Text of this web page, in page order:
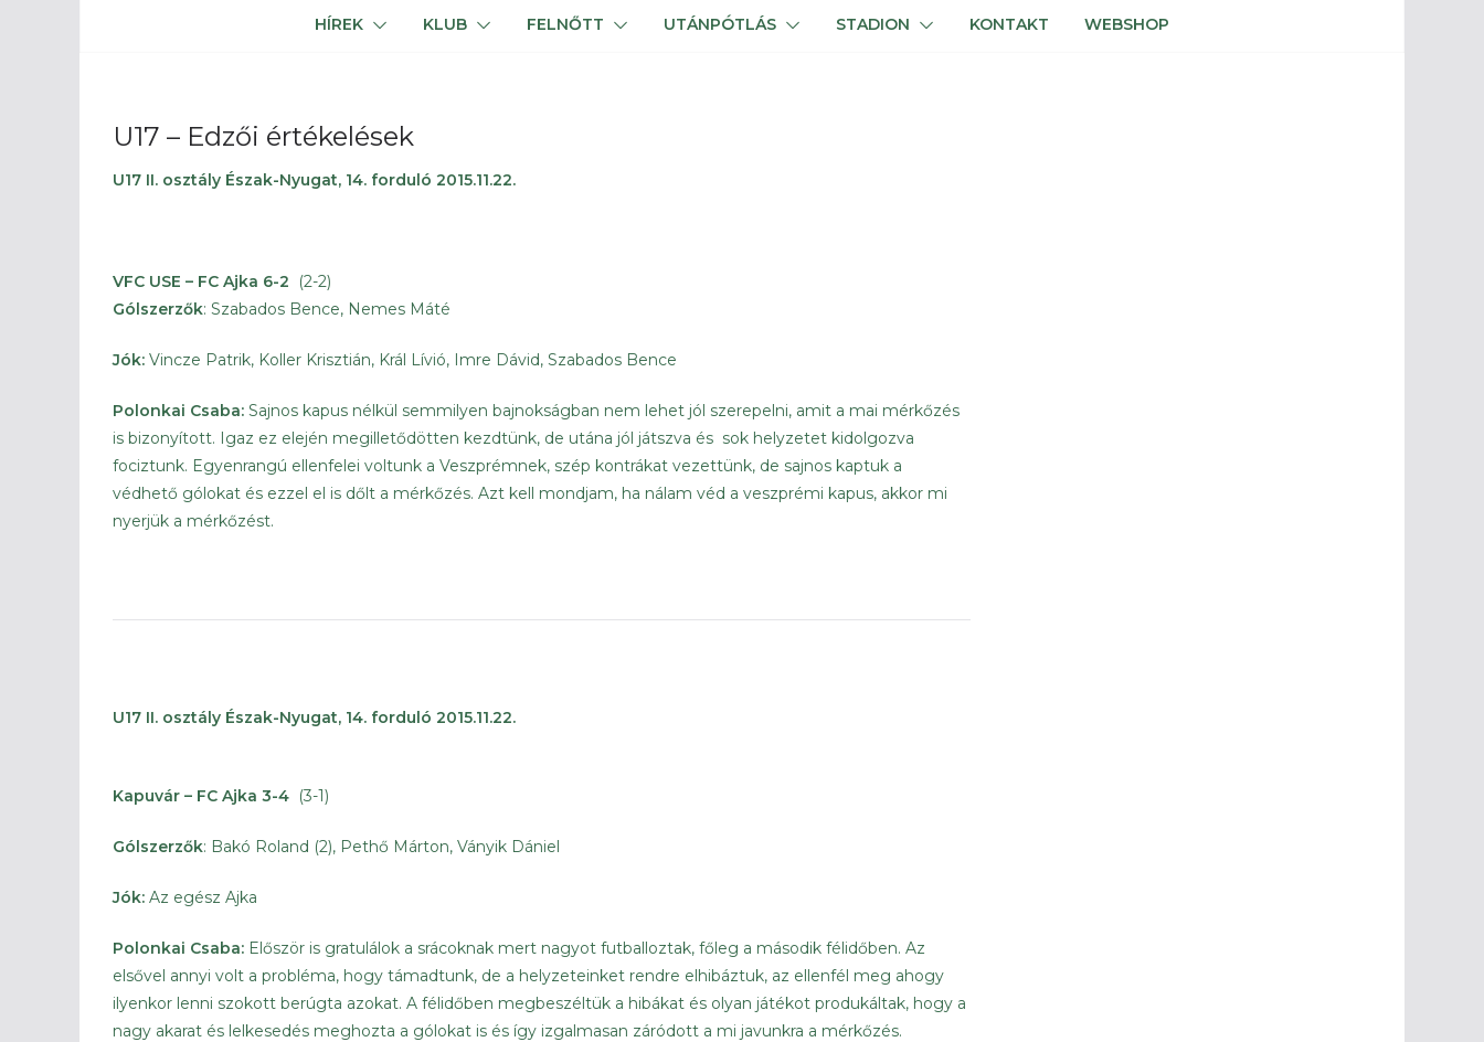
HÍREK KLUB FELNŐTT UTÁNPÓTLÁS STADION KONTAKT WEBSHOP
U17 – Edzői értékelések
U17 II. osztály Észak-Nyugat, 14. forduló 2015.11.22.
VFC USE – FC Ajka 6-2
(2-2)
Gólszerzők: Szabados Bence, Nemes Máté
Jók: Vincze Patrik, Koller Krisztián, Král Lívió, Imre Dávid, Szabados Bence
Polonkai Csaba: Sajnos kapus nélkül semmilyen bajnokságban nem lehet jól szerepelni, amit a mai mérkőzés
is bizonyított. Igaz ez elején megilletődötten kezdtünk, de utána jól játszva és sok helyzetet kidolgozva
fociztunk. Egyenrangú ellenfelei voltunk a Veszprémnek, szép kontrákat vezettünk, de sajnos kaptuk a
védhető gólokat és ezzel el is dőlt a mérkőzés. Azt kell mondjam, ha nálam véd a veszprémi kapus, akkor mi
nyerjük a mérkőzést.
U17 II. osztály Észak-Nyugat, 14. forduló 2015.11.22.
Kapuvár – FC Ajka 3-4 (3-1)
Gólszerzők: Bakó Roland (2), Pethő Márton, Ványik Dániel
Jók: Az egész Ajka
Polonkai Csaba: Először is gratulálok a srácoknak mert nagyot futballoztak, főleg a második félidőben. Az
elsővel annyi volt a probléma, hogy támadtunk, de a helyzeteinket rendre elhibáztuk, az ellenfél meg ahogy
ilyenkor lenni szokott berúgta azokat. A félidőben megbeszéltük a hibákat és olyan játékot produkáltak, hogy a
nagy akarat és lelkesedés meghozta a gólokat is és így izgalmasan záródott a mi javunkra a mérkőzés.